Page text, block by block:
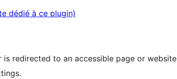
dédié à ce plugin)
redirected to an accessible page or website